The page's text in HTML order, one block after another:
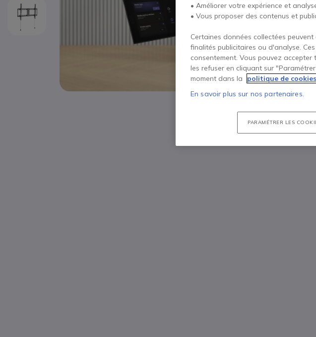
• Améliorer votre expérience et
• Vous proposer des contenus et
Certaines données collectées
finalités publicitaires ou d'analyse.
consentement. Vous pouvez
les refuser en cliquant sur
moment dans la
politique de
En savoir plus sur nos partenaires.
PARAMÉTRER LES